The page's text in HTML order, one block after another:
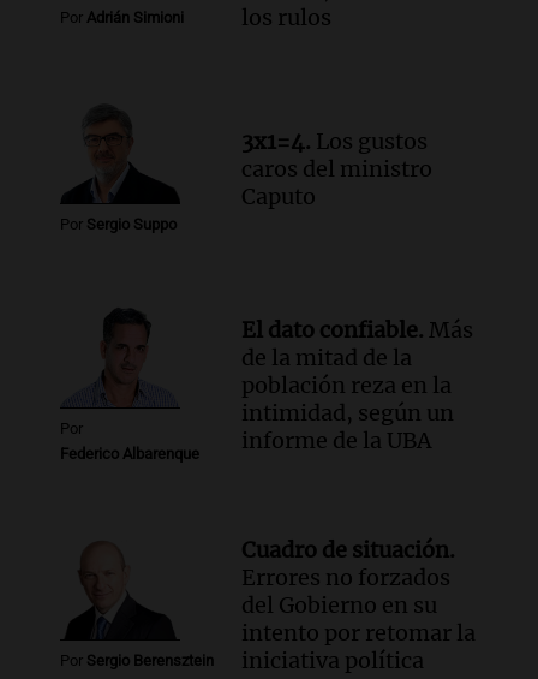
Por Adrián Simioni
los rulos
Por Sergio Suppo
3x1=4. Los gustos
caros del ministro
Caputo
Por
Federico Albarenque
El dato confiable. Más
de la mitad de la
población reza en la
intimidad, según un
informe de la UBA
Por Sergio Berensztein
Cuadro de situación.
Errores no forzados
del Gobierno en su
intento por retomar la
iniciativa política